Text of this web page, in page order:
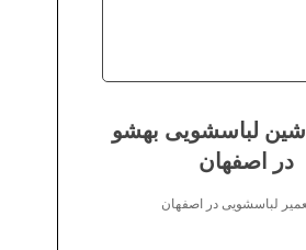
لباسشویی بهشو
در اصفهان
لباسشویی در اصفهان